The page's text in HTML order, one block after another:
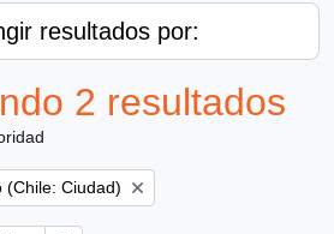
resultados por:
2 resultados
(Chile: Ciudad)